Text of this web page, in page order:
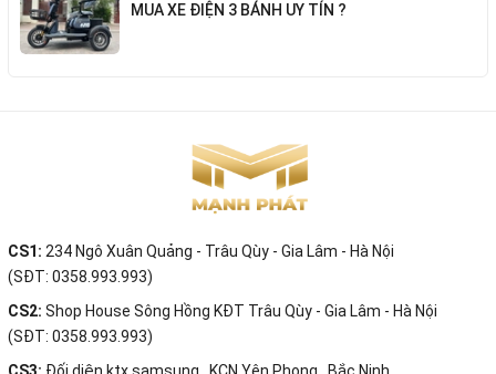
MUA XE ĐIỆN 3 BÁNH UY TÍN ?
CS1: 234 Ngô Xuân Quảng - Trâu Qùy - Gia Lâm - Hà Nội
(SĐT: 0358.993.993)
CS2: Shop House Sông Hồng KĐT Trâu Qùy - Gia Lâm - Hà Nội
(SĐT: 0358.993.993)
CS3: Đối diện ktx samsung , KCN Yên Phong , Bắc Ninh